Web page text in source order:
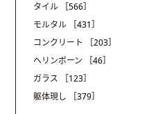
タイル
［566］
モルタル
［431］
コンクリート
［203］
ヘリンボーン
［46］
ガラス
［123］
躯体現し
［379］